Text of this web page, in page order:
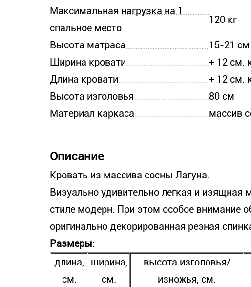
Максимальная нагрузка на 1
спальное место
120 кг
Высота матраса
15-21 см
Ширина кровати
+ 12 см.
Длина кровати
+ 12 см.
Высота изголовья
80 см
Материал каркаса
массив
Описание
Кровать из массива сосны Лагуна.
Визуально удивительно легкая и изящная
стиле модерн. При этом особое внимание
оригинально декорированная резная
Размеры:
длина,
см.
ширина,
см.
высота изголовья/
изножья, см.